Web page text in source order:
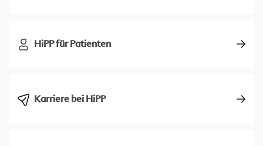
HiPP für Patienten
Karriere bei HiPP